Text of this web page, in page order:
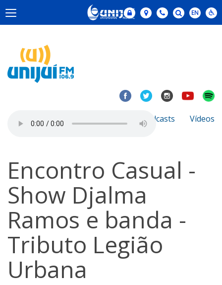
Notícias Podcasts Vídeos
Encontro Casual -
Show Djalma
Ramos e banda -
Tributo Legião
Urbana